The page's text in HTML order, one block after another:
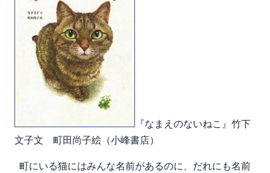
『なまえのないねこ』竹下
文子文 町田尚子絵（小峰書店）
町にいる猫にはみんな名前があるのに、だれにも名前